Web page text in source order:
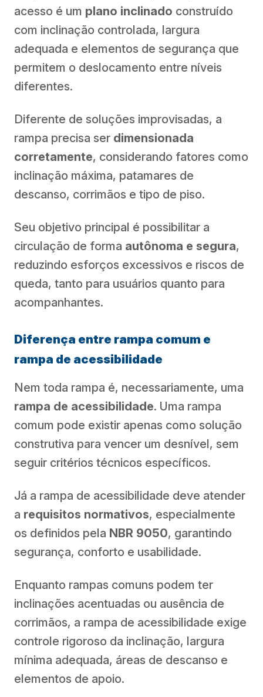
acesso é um plano inclinado construído
com inclinação controlada, largura
adequada e elementos de segurança que
permitem o deslocamento entre níveis
diferentes.
Diferente de soluções improvisadas, a
rampa precisa ser dimensionada
corretamente, considerando fatores como
inclinação máxima, patamares de
descanso, corrimãos e tipo de piso.
Seu objetivo principal é possibilitar a
circulação de forma autônoma e segura,
reduzindo esforços excessivos e riscos de
queda, tanto para usuários quanto para
acompanhantes.
Diferença entre rampa comum e
rampa de acessibilidade
Nem toda rampa é, necessariamente, uma
rampa de acessibilidade. Uma rampa
comum pode existir apenas como solução
construtiva para vencer um desnível, sem
seguir critérios técnicos específicos.
Já a rampa de acessibilidade deve atender
a requisitos normativos, especialmente
os definidos pela NBR 9050, garantindo
segurança, conforto e usabilidade.
Enquanto rampas comuns podem ter
inclinações acentuadas ou ausência de
corrimãos, a rampa de acessibilidade exige
controle rigoroso da inclinação, largura
mínima adequada, áreas de descanso e
elementos de apoio.